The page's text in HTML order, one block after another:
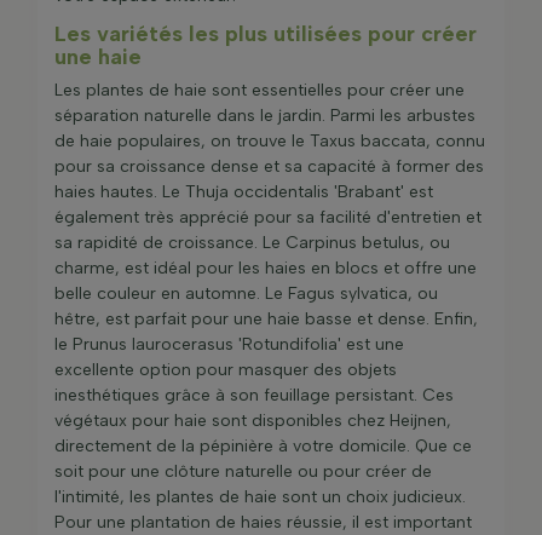
Les variétés les plus utilisées pour créer
une haie
Les plantes de haie sont essentielles pour créer une
séparation naturelle dans le jardin. Parmi les arbustes
de haie populaires, on trouve le Taxus baccata, connu
pour sa croissance dense et sa capacité à former des
haies hautes. Le Thuja occidentalis 'Brabant' est
également très apprécié pour sa facilité d'entretien et
sa rapidité de croissance. Le Carpinus betulus, ou
charme, est idéal pour les haies en blocs et offre une
belle couleur en automne. Le Fagus sylvatica, ou
hêtre, est parfait pour une haie basse et dense. Enfin,
le Prunus laurocerasus 'Rotundifolia' est une
excellente option pour masquer des objets
inesthétiques grâce à son feuillage persistant. Ces
végétaux pour haie sont disponibles chez Heijnen,
directement de la pépinière à votre domicile. Que ce
soit pour une clôture naturelle ou pour créer de
l'intimité, les plantes de haie sont un choix judicieux.
Pour une plantation de haies réussie, il est important